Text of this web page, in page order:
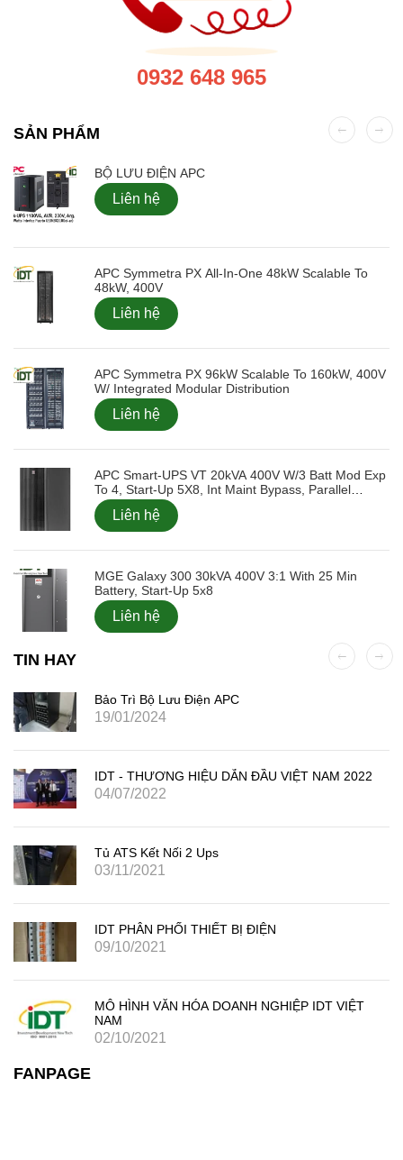
0932 648 965
SẢN PHẨM
BỘ LƯU ĐIỆN APC
Liên hệ
APC Symmetra PX All-In-One 48kW Scalable To
48kW, 400V
Liên hệ
APC Symmetra PX 96kW Scalable To 160kW, 400V
W/ Integrated Modular Distribution
Liên hệ
APC Smart-UPS VT 20kVA 400V W/3 Batt Mod Exp
To 4, Start-Up 5X8, Int Maint Bypass, Parallel
Capable
Liên hệ
MGE Galaxy 300 30kVA 400V 3:1 With 25 Min
Battery, Start-Up 5x8
Liên hệ
TIN HAY
Bảo Trì Bộ Lưu Điện APC
19/01/2024
IDT - THƯƠNG HIỆU DẪN ĐẦU VIỆT NAM 2022
04/07/2022
Tủ ATS Kết Nối 2 Ups
03/11/2021
IDT PHÂN PHỐI THIẾT BỊ ĐIỆN
09/10/2021
MÔ HÌNH VĂN HÓA DOANH NGHIỆP IDT VIỆT
NAM
02/10/2021
FANPAGE